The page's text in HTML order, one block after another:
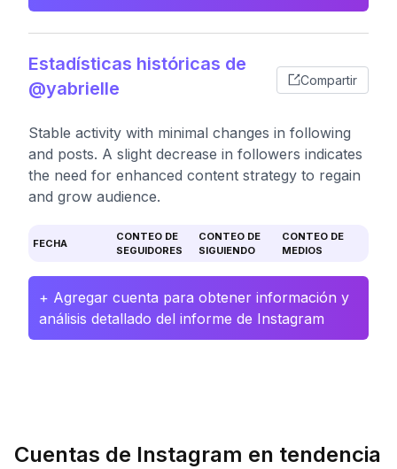
Estadísticas históricas de
@yabrielle
Compartir
Stable activity with minimal changes in following
and posts. A slight decrease in followers indicates
the need for enhanced content strategy to regain
and grow audience.
FECHA
CONTEO DE
SEGUIDORES
CONTEO DE
SIGUIENDO
CONTEO DE
MEDIOS
+ Agregar cuenta para obtener información y
análisis detallado del informe de Instagram
Cuentas de Instagram en tendencia